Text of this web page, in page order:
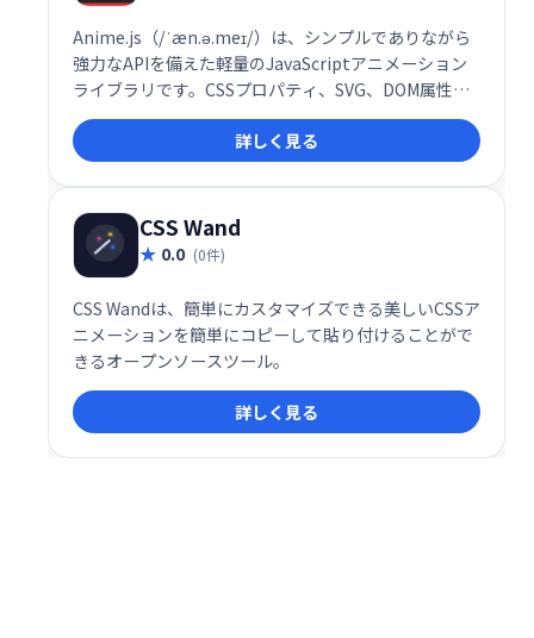
Anime.js（/ˈæn.ə.meɪ/）は、シンプルでありながら
強力なAPIを備えた軽量のJavaScriptアニメーション
ライブラリです。CSSプロパティ、SVG、DOM属性、
JavaScriptオブジェクトで動作します。
詳しく見る
CSS Wand
0.0 (0件)
CSS Wandは、簡単にカスタマイズできる美しいCSSア
ニメーションを簡単にコピーして貼り付けることがで
きるオープンソースツール。
詳しく見る